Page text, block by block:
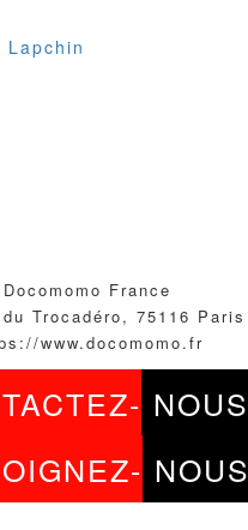
Docomomo France
Trocadéro, 75116 Paris
www.docomomo.fr
NOUS
NOUS